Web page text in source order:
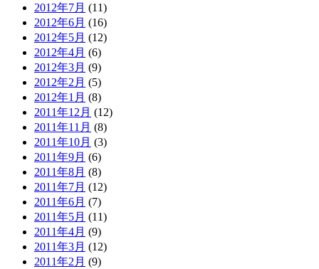
2012年7月 (11)
2012年6月 (16)
2012年5月 (12)
2012年4月 (6)
2012年3月 (9)
2012年2月 (5)
2012年1月 (8)
2011年12月 (12)
2011年11月 (8)
2011年10月 (3)
2011年9月 (6)
2011年8月 (8)
2011年7月 (12)
2011年6月 (7)
2011年5月 (11)
2011年4月 (9)
2011年3月 (12)
2011年2月 (9)